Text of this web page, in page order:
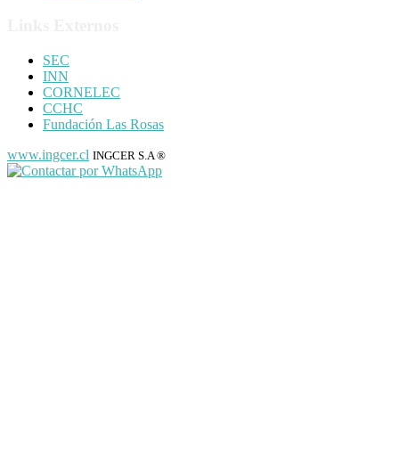
SEC
INN
CORNELEC
CCHC
Fundación Las Rosas
www.ingcer.cl INGCER S.A ®